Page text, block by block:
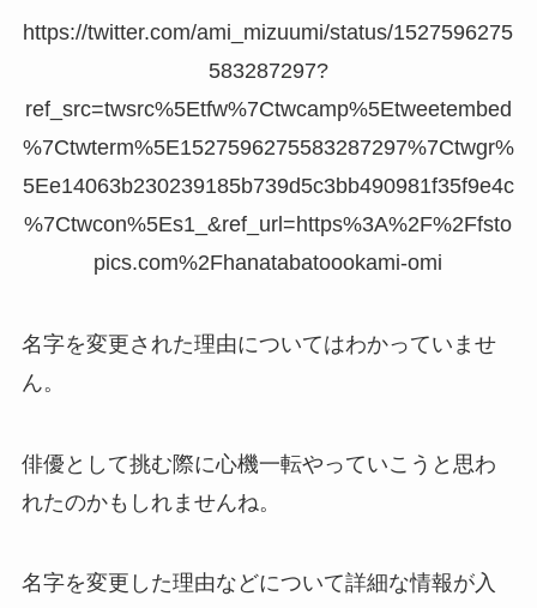
https://twitter.com/ami_mizuumi/status/1527596275
583287297?
ref_src=twsrc%5Etfw%7Ctwcamp%5Etweetembed
%7Ctwterm%5E1527596275583287297%7Ctwgr%
5Ee14063b230239185b739d5c3bb490981f35f9e4c
%7Ctwcon%5Es1_&ref_url=https%3A%2F%2Ffsto
pics.com%2Fhanatabatoookami-omi
名字を変更された理由についてはわかっていませ
ん。
俳優として挑む際に心機一転やっていこうと思わ
れたのかもしれませんね。
名字を変更した理由などについて詳細な情報が入